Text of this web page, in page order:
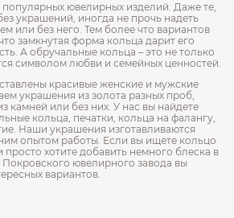
популярных ювелирных изделий. Даже те,
украшений, иногда не прочь надеть
или без него. Тем более что вариантов
замкнутая форма кольца дарит его
А обручальные кольца – это не только
символом любви и семейных ценностей.
красивые женские и мужские
украшения из золота разных проб,
камней или без них. У нас вы найдете
кольца, печатки, кольца на фалангу,
Наши украшения изготавливаются
опытом работы. Если вы ищете кольцо
хотите добавить немного блеска в
ювелирного завода вы
вариантов.